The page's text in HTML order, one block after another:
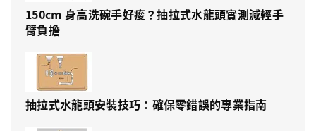
150cm 身高洗碗手好痠？抽拉式水龍頭實測減輕手
臂負擔
抽拉式水龍頭安裝技巧：確保零錯誤的專業指南